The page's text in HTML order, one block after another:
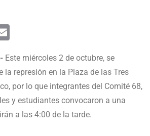
Este miércoles 2 de octubre, se
la represión en la Plaza de las Tres
por lo que integrantes del Comité 68,
y estudiantes convocaron a una
a las 4:00 de la tarde.